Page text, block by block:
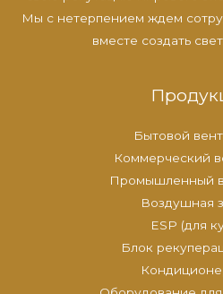
Мы с нетерпением ждем
вместе создать
Бытовой
Коммерческий
Промышленный
Воздушная
ESP (для
Блок